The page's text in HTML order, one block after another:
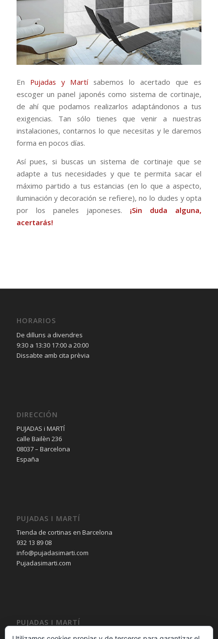
En Pujadas y Martísabemos lo acertado que es
escoger un panel japonés como sistema de cortinaje,
de ahí que podamos realizarlos adaptándonos a tus
exigencias. Tan sólo tienes que venir a nuestras
instalaciones, contarnos lo que necesitas y le daremos
forma en pocos días.
Así pues, si buscas un sistema de cortinaje que se
adapte a tus necesidades y que te permita sacar el
máximo partido a tus estancias (en lo que a aspecto,
iluminación y decoración se refiere), no lo dudes y opta
por los paneles japoneses. ¡Sin duda alguna,
acertarás!
HORARIOS
De dilluns a divendres
9:30 a 13:30 17:00 a 20:00
Dissabte amb cita prèvia
DIRECCIÓN
PUJADAS i MARTÍ
calle Bailèn 236
08037 – Barcelona
España
PUJADAS I MARTÍ
Tienda de cortinas en Barcelona
932 13 89 08
info@pujadasimarti.com
Pujadasimarti.com
PUJADAS I MARTÍ
Cortinas en Barcelona